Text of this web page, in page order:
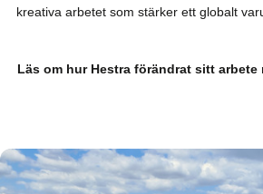
kreativa arbetet som stärker ett globalt
Läs om hur Hestra förändrat sitt arbete